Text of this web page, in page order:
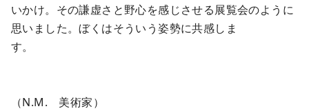
いかけ。その謙虚さと野心を感じさせる展覧会のように
思いました。ぼくはそういう姿勢に共感しま
す。
（N.M. 美術家）